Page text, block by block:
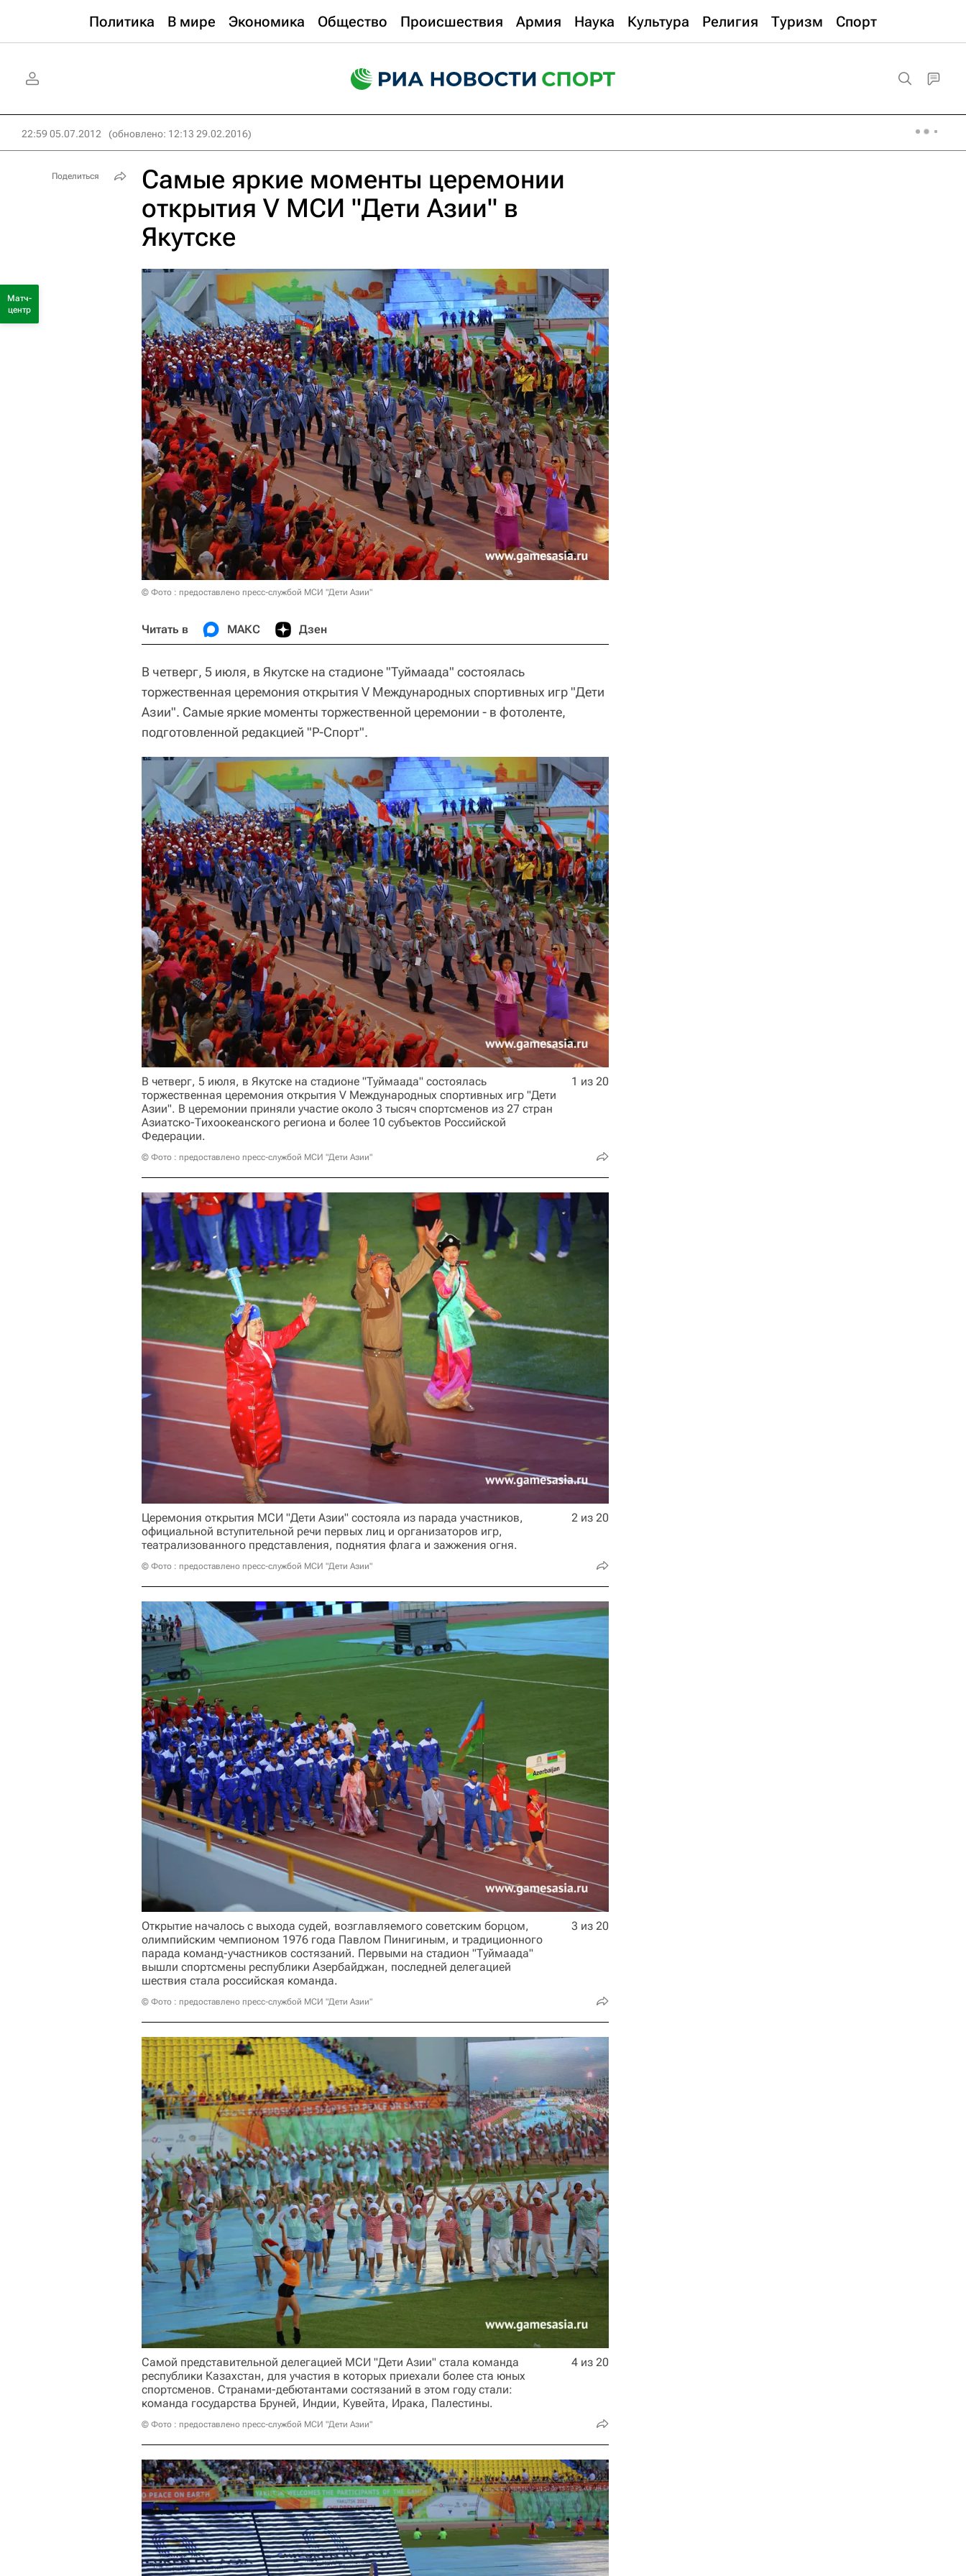
Политика В мире Экономика Общество Происшествия Армия Наука Культура Религия Туризм Спорт
22:59 05.07.2012 (обновлено: 12:13 29.02.2016)
Самые яркие моменты церемонии
открытия V МСИ "Дети Азии" в
Якутске
© Фото : предоставлено пресс-службой МСИ "Дети Азии"
Читать в МАКС Дзен
В четверг, 5 июля, в Якутске на стадионе "Туймаада" состоялась
торжественная церемония открытия V Международных спортивных игр "Дети
Азии". Самые яркие моменты торжественной церемонии - в фотоленте,
подготовленной редакцией "Р-Спорт".
В четверг, 5 июля, в Якутске на стадионе "Туймаада" состоялась
торжественная церемония открытия V Международных спортивных игр "Дети
Азии". В церемонии приняли участие около 3 тысяч спортсменов из 27 стран
Азиатско-Тихоокеанского региона и более 10 субъектов Российской
Федерации.
© Фото : предоставлено пресс-службой МСИ "Дети Азии"
1 из 20
Церемония открытия МСИ "Дети Азии" состояла из парада участников,
официальной вступительной речи первых лиц и организаторов игр,
театрализованного представления, поднятия флага и зажжения огня.
© Фото : предоставлено пресс-службой МСИ "Дети Азии"
2 из 20
Открытие началось с выхода судей, возглавляемого советским борцом,
олимпийским чемпионом 1976 года Павлом Пинигиным, и традиционного
парада команд-участников состязаний. Первыми на стадион "Туймаада"
вышли спортсмены республики Азербайджан, последней делегацией
шествия стала российская команда.
© Фото : предоставлено пресс-службой МСИ "Дети Азии"
3 из 20
Самой представительной делегацией МСИ "Дети Азии" стала команда
республики Казахстан, для участия в которых приехали более ста юных
спортсменов. Странами-дебютантами состязаний в этом году стали:
команда государства Бруней, Индии, Кувейта, Ирака, Палестины.
© Фото : предоставлено пресс-службой МСИ "Дети Азии"
4 из 20
Поделиться
Матч-
центр